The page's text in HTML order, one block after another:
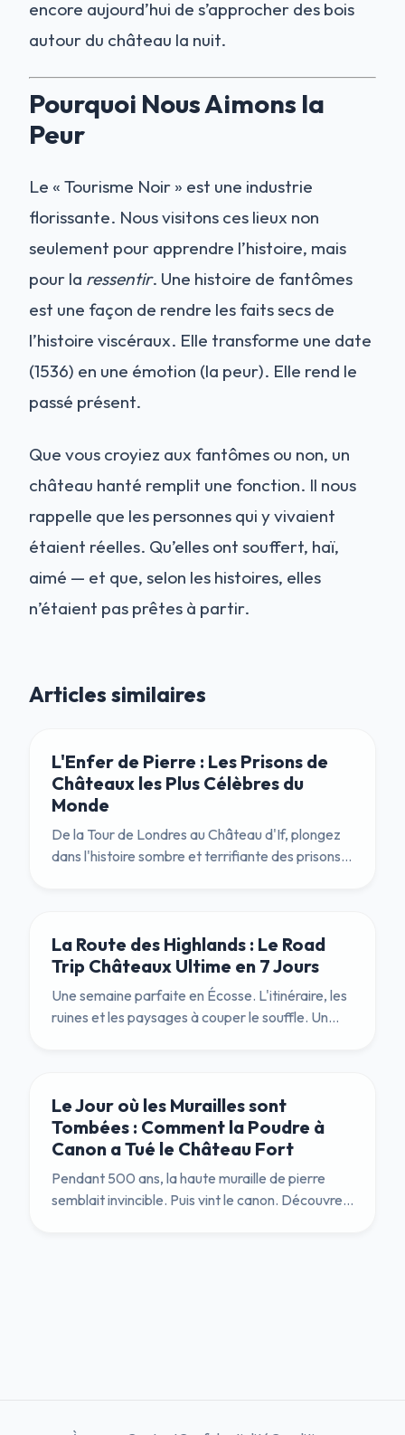
encore aujourd’hui de s’approcher des bois
autour du château la nuit.
Pourquoi Nous Aimons la
Peur
Le « Tourisme Noir » est une industrie
florissante. Nous visitons ces lieux non
seulement pour apprendre l’histoire, mais
pour la ressentir. Une histoire de fantômes
est une façon de rendre les faits secs de
l’histoire viscéraux. Elle transforme une date
(1536) en une émotion (la peur). Elle rend le
passé présent.
Que vous croyiez aux fantômes ou non, un
château hanté remplit une fonction. Il nous
rappelle que les personnes qui y vivaient
étaient réelles. Qu’elles ont souffert, haï,
aimé — et que, selon les histoires, elles
n’étaient pas prêtes à partir.
Articles similaires
L'Enfer de Pierre : Les Prisons de
Châteaux les Plus Célèbres du
Monde
De la Tour de Londres au Château d'If, plongez
dans l'histoire sombre et terrifiante des prisons
La Route des Highlands : Le Road
Trip Châteaux Ultime en 7 Jours
Une semaine parfaite en Écosse. L'itinéraire, les
ruines et les paysages à couper le souffle. Un
Le Jour où les Murailles sont
Tombées : Comment la Poudre à
Canon a Tué le Château Fort
Pendant 500 ans, la haute muraille de pierre
semblait invincible. Puis vint le canon. Découvrez